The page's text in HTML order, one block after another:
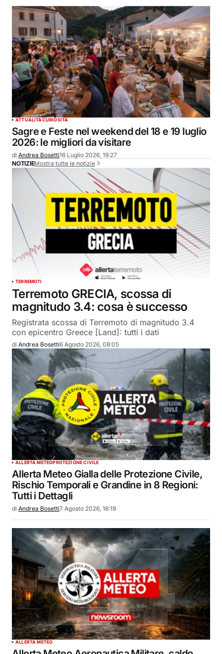
ATTUALITÀCURIOSITÀ
Sagre e Feste nel weekend del 18 e 19 luglio
2026: le migliori da visitare
di Andrea Bosetti16 Luglio 2026, 19:27
NOTIZIEMostra tutte le notizie
TERREMOTI
Terremoto GRECIA, scossa di
magnitudo 3.4: cosa è successo
Registrata scossa di Terremoto di magnitudo 3.4
con epicentro Greece [Land]: tutti i dati
di Andrea Bosetti6 Agosto 2026, 08:05
ALLERTA METEOPROTEZIONE CIVILE
Allerta Meteo Gialla delle Protezione Civile,
Rischio Temporali e Grandine in 8 Regioni:
Tutti i Dettagli
di Andrea Bosetti7 Agosto 2026, 16:19
ALLERTA METEO